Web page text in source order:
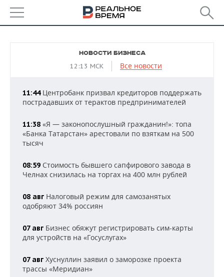
УДМУРТИЯ
НОВОСТИ АНАЛИТИКИ
ДЕКЛАРАЦИИ О ДОХОДАХ
ВУЗЫ ТАТАРСТАНА
КОМУ ПРИНАДЛЕЖАТ
ТОРГОВЫЕ ЦЕНТРЫ
ТАТАРСТАНА
ЭКОНОМИКА
НОВОСТИ ЭКОНОМИКИ
БАНКИ
БЮДЖЕТ
ПРОМЫШЛЕННОСТЬ
МАШИНОСТРОЕНИЕ
НЕФТЕХИМИЯ
ОПК
НОВОСТИ НЕДВИЖИМОСТИ
АВТО
НОВОСТИ АВТО
БИЗНЕС
РОЗНИЧНАЯ ТОРГОВЛЯ
ТРАНСПОРТ
НОВОСТИ ТЕХНОЛОГИЙ
МЕРОПРИЯТИЯ
НОВОСТИ МЕРОПРИЯТИЙ
СПОРТ
НОВОСТИ БИЗНЕСА
12:13 МСК Все новости
11:44Центробанк призвал кредиторов поддержать
пострадавших от терактов предпринимателей
11:38 «Я — законопослушный гражданин!»: топа
«Банка Татарстан» арестовали по взяткам на 500
тысяч
08:59 Стоимость бывшего сапфирового завода в
Челнах снизилась на торгах на 400 млн рублей
08 авг Налоговый режим для самозанятых
одобряют 34% россиян
07 авг Бизнес обяжут регистрировать сим-карты
для устройств на «Госуслугах»
07 авг Хуснуллин заявил о заморозке проекта
трассы «Меридиан»